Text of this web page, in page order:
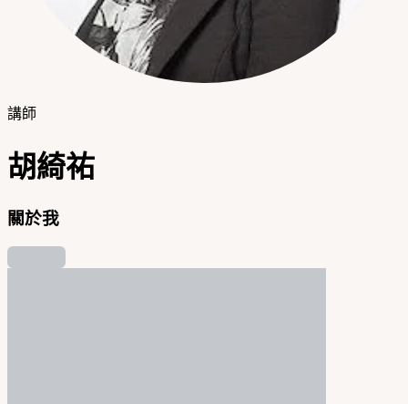
講師
胡綺祐
關於我